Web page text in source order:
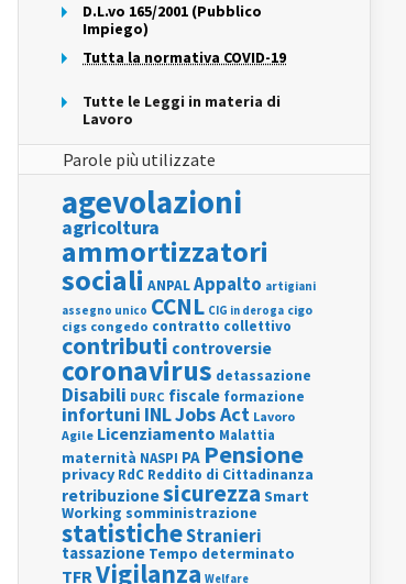
D.L.vo 165/2001 (Pubblico
Impiego)
Tutta la normativa COVID-19
Tutte le Leggi in materia di
Lavoro
Parole più utilizzate
agevolazioni
agricoltura
ammortizzatori
sociali ANPALAppalto artigiani
assegno unico CCNL CIG in deroga cigo
cigs congedo contratto collettivo
contributi controversie
coronavirus detassazione
Disabili DURC fiscale formazione
infortuni INLJobs Act Lavoro
Agile Licenziamento Malattia
maternità NASPI PA Pensione
privacy RdC Reddito di Cittadinanza
retribuzionesicurezza Smart
Working somministrazione
statisticheStranieri
tassazione Tempo determinato
TFRVigilanza Welfare